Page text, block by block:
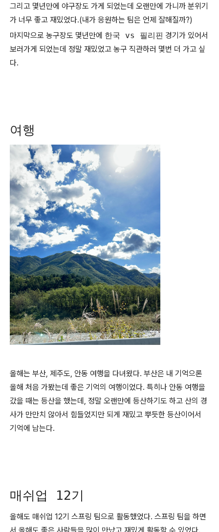
그리고 몇년만에 야구장도 가게 되었는데 오랜만에 가니까 분위기
가 너무 좋고 재밌었다.(내가 응원하는 팀은 언제 잘해질까?)
마지막으로 농구장도 몇년만에 한국 vs 필리핀 경기가 있어서
보러가게 되었는데 정말 재밌었고 농구 직관하러 몇번 더 가고 싶
다.
여행
올해는 부산, 제주도, 안동 여행을 다녀왔다. 부산은 내 기억으론
올해 처음 가봤는데 좋은 기억의 여행이었다. 특히나 안동 여행을
갔을 때는 등산을 했는데, 정말 오랜만에 등산하기도 하고 산의 경
사가 만만치 않아서 힘들었지만 되게 재밌고 뿌듯한 등산이어서
기억에 남는다.
매쉬업 12기
올해도 매쉬업 12기 스프링 팀으로 활동했었다. 스프링 팀을 하면